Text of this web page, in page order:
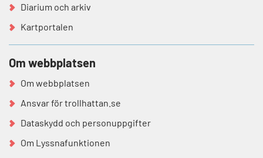
Diarium och arkiv
Kartportalen
Om webbplatsen
Om webbplatsen
Ansvar för trollhattan.se
Dataskydd och personuppgifter
Om Lyssnafunktionen